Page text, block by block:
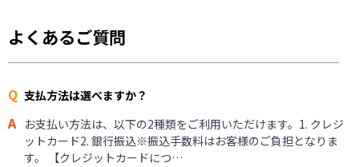
よくあるご質問
Q 支払方法は選べますか？
A お支払い方法は、以下の2種類をご利用いただけます。1. クレジ
ットカード2. 銀行振込※振込手数料はお客様のご負担となりま
す。 【クレジットカードにつ…